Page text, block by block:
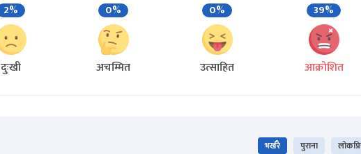
2%
दुःखी
0%
अचम्मित
0%
उत्साहित
39%
आक्रोशित
भर्खरै पुराना